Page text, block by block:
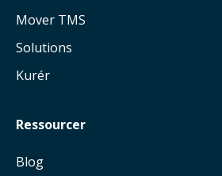
Mover TMS
Solutions
Kurér
Ressourcer
Blog